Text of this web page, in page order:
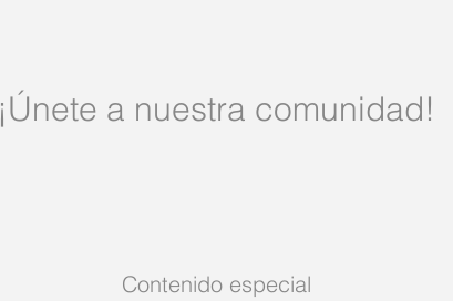
¡Únete a nuestra comunidad!
Contenido especial